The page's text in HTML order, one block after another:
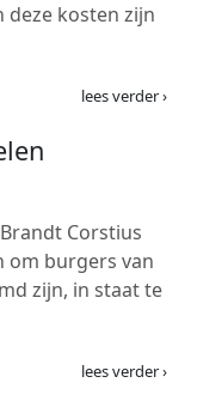
kosten zijn
lees verder ›
Corstius
om burgers van
zijn, in staat te
lees verder ›